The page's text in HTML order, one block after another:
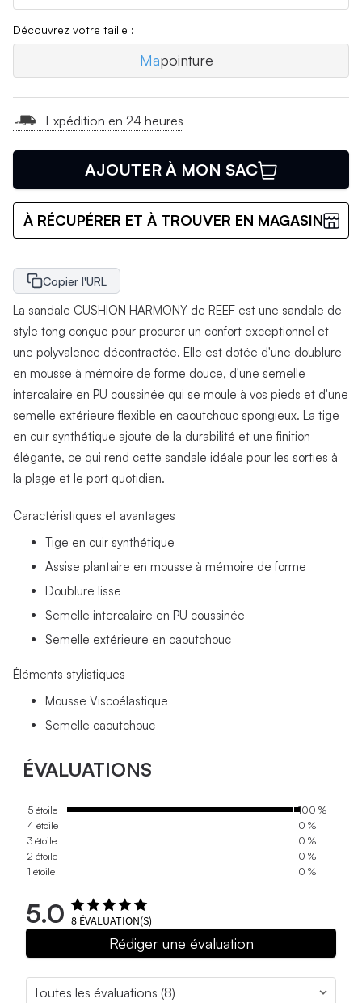
Découvrez votre taille :
Mapointure
Expédition en 24 heures
AJOUTER À MON SAC
À RÉCUPÉRER ET À TROUVER EN MAGASIN
Copier l'URL
La sandale CUSHION HARMONY de REEF est une sandale de
style tong conçue pour procurer un confort exceptionnel et
une polyvalence décontractée. Elle est dotée d'une doublure
en mousse à mémoire de forme douce, d'une semelle
intercalaire en PU coussinée qui se moule à vos pieds et d'une
semelle extérieure flexible en caoutchouc spongieux. La tige
en cuir synthétique ajoute de la durabilité et une finition
élégante, ce qui rend cette sandale idéale pour les sorties à
la plage et le port quotidien.
Caractéristiques et avantages
Tige en cuir synthétique
Assise plantaire en mousse à mémoire de forme
Doublure lisse
Semelle intercalaire en PU coussinée
Semelle extérieure en caoutchouc
Éléments stylistiques
Mousse Viscoélastique
Semelle caoutchouc
ÉVALUATIONS
5 étoile
100 %
4 étoile
0 %
3 étoile
0 %
2 étoile
0 %
1 étoile
0 %
5.0 8 ÉVALUATION(S)
Rédiger une évaluation